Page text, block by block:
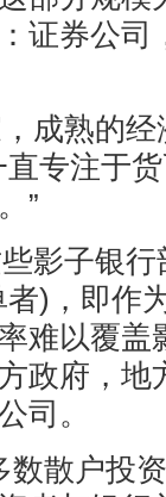
证券公司
成熟的
直专注于
”
影子银
)，即作
难以覆盖
政府，地
司。
数散户投